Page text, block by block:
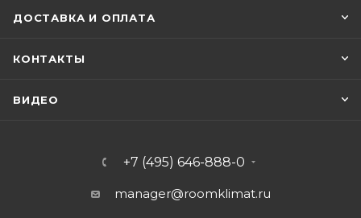
ДОСТАВКА И ОПЛАТА
КОНТАКТЫ
ВИДЕО
+7 (495) 646-888-0
manager@roomklimat.ru